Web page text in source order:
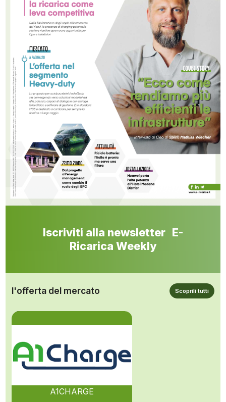
Iscriviti alla newsletter E-
Ricarica Weekly
l'offerta del mercato Scoprili tutti
A1CHARGE